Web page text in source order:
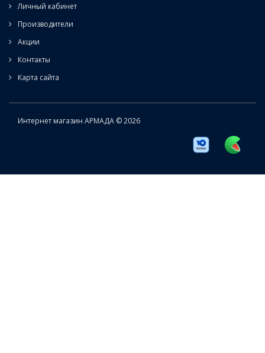
Личный кабинет
Производители
Акции
Контакты
Карта сайта
Интернет магазин АРМАДА © 2026